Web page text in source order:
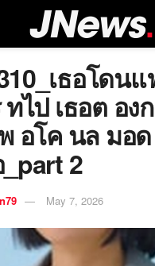
เธอโดน
ไป เธอต อง
อโค นล มอ
2
May 7, 2026